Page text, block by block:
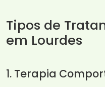
Tipos de
em Lourdes
1. Terapia